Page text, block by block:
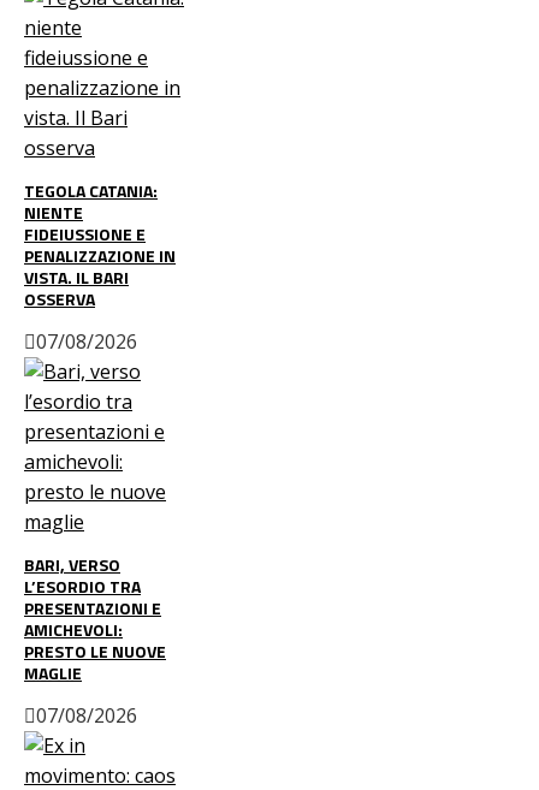
TEGOLA CATANIA:
NIENTE
FIDEIUSSIONE E
PENALIZZAZIONE IN
VISTA. IL BARI
OSSERVA
07/08/2026
BARI, VERSO
L’ESORDIO TRA
PRESENTAZIONI E
AMICHEVOLI:
PRESTO LE NUOVE
MAGLIE
07/08/2026